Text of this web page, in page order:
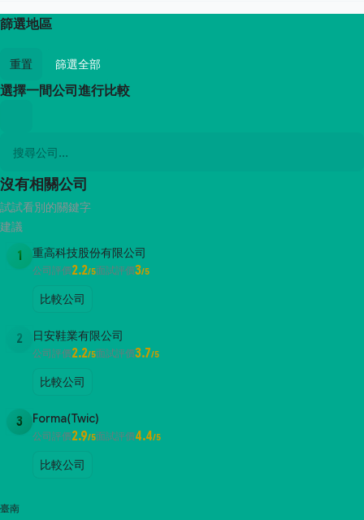
篩選地區
重置 篩選全部
選擇一間公司進行比較
沒有相關公司
試試看別的關鍵字
建議
1 重高科技股份有限公司
公司評價2.2/5面試評價3/5
比較公司
2 日安鞋業有限公司
公司評價2.2/5面試評價3.7/5
比較公司
3 Forma(Twic)
公司評價2.9/5面試評價4.4/5
比較公司
臺南